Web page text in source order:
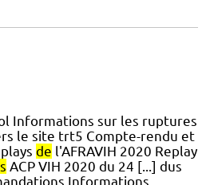
Informations sur les ruptures
le site trt5 Compte-rendu et
de l'AFRAVIH 2020 Replay
ACP VIH 2020 du 24 [...] dus
Informations